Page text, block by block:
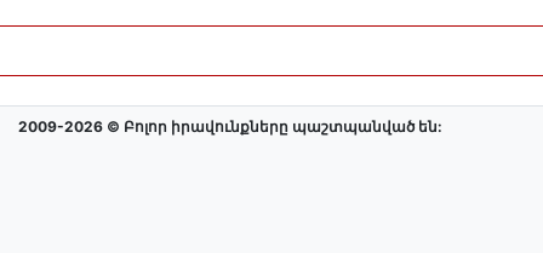
2009-2026 © Բոլոր իրավունքները պաշտպանված են: